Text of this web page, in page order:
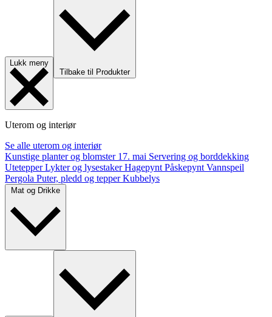
Lukk meny
Tilbake til Produkter
Uterom og interiør
Se alle uterom og interiør
Kunstige planter og blomster 17. mai Servering og borddekking
UtetepperLykter og lysestakerHagepynt Påskepynt Vannspeil
Pergola Puter, pledd og tepperKubbelys